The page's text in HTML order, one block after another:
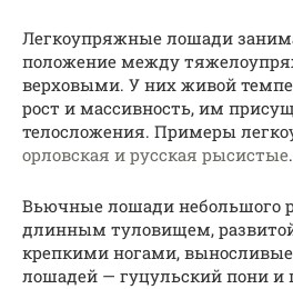
Легкоупряжные лошади
положение между
верховыми. У них живой
рост и массивность, им
телосложения. Примеры
орловская и русская рысистые.
Вьючные лошади небольшого
длинным туловищем,
крепкими ногами,
лошадей — гуцульский пони и